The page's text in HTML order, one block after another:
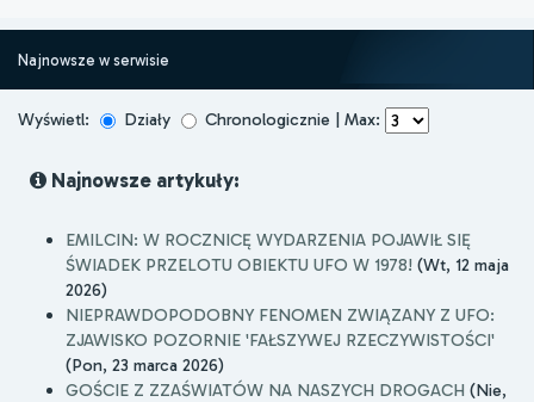
Najnowsze w serwisie
Wyświetl: Działy Chronologicznie | Max:
Najnowsze artykuły:
EMILCIN: W ROCZNICĘ WYDARZENIA POJAWIŁ SIĘ
ŚWIADEK PRZELOTU OBIEKTU UFO W 1978! (Wt, 12 maja
2026)
NIEPRAWDOPODOBNY FENOMEN ZWIĄZANY Z UFO:
ZJAWISKO POZORNIE 'FAŁSZYWEJ RZECZYWISTOŚCI'
(Pon, 23 marca 2026)
GOŚCIE Z ZZAŚWIATÓW NA NASZYCH DROGACH (Nie,